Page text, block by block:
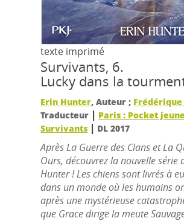
texte imprimé
Survivants, 6.
Lucky dans la
Erin Hunter, Auteur ; Frédérique
Traducteur | Paris : Pocket
Survivants | DL 2017
Après La Guerre des Clans et La
Ours, découvrez la nouvelle série
Hunter ! Les chiens sont livrés à
dans un monde où les humains
après une mystérieuse
que Grace dirige la meute